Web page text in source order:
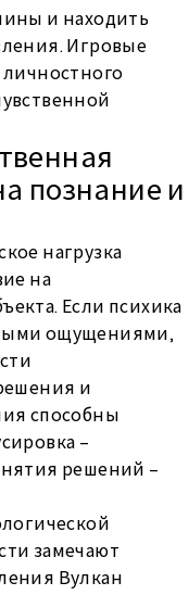
и находить
Игровые
личностного
познание и
нагрузка
на
Если психика
ощущениями,
и
способны
–
решений –
замечают
Вулкан